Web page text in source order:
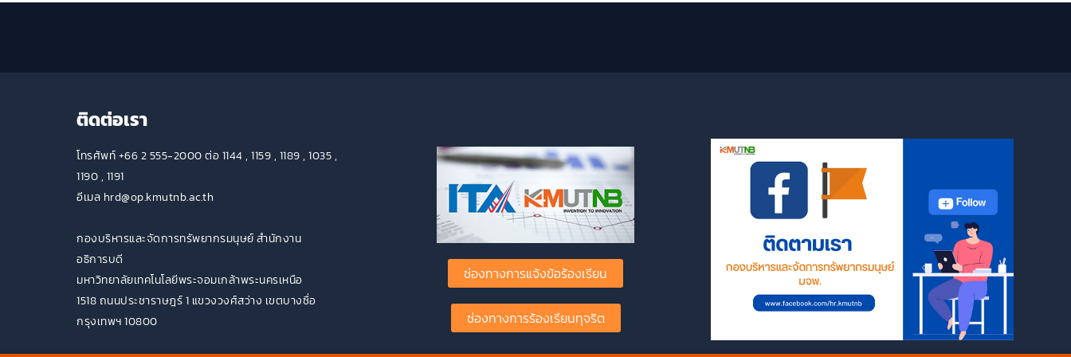
ติดต่อเรา
โทรศัพท์ +66 2 555-2000 ต่อ 1144 , 1159 , 1189 , 1035 ,
1190 , 1191
อีเมล hrd@op.kmutnb.ac.th
กองบริหารและจัดการทรัพยากรมนุษย์ สำนักงาน
อธิการบดี
มหาวิทยาลัยเทคโนโลยีพระจอมเกล้าพระนครเหนือ
1518 ถนนประชาราษฎร์ 1 แขวงวงศ์สว่าง เขตบางซื่อ
กรุงเทพฯ 10800
ช่องทางการแจ้งข้อร้องเรียน
ช่องทางการร้องเรียนทุจริต